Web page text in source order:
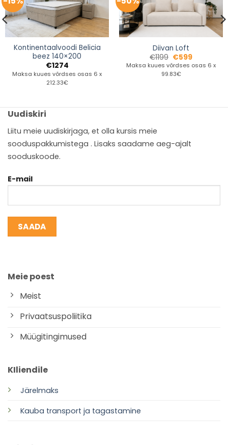
Kontinentaalvoodi Belicia
beez 140×200
€1274
Maksa kuues võrdses osas 6 x
212.33€
Diivan Loft
€1199 €599
Maksa kuues võrdses osas 6 x
99.83€
Uudiskiri
Liitu meie uudiskirjaga, et olla kursis meie
sooduspakkumistega . Lisaks saadame aeg-ajalt
sooduskoode.
E-mail
KIliendile
Järelmaks
Kauba transport ja tagastamine
Meie poest
Meist
Privaatsuspoliitika
Müügitingimused